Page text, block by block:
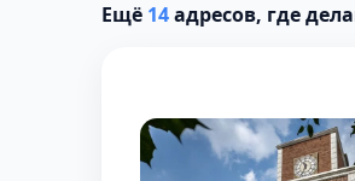
Ещё 14адресов, где